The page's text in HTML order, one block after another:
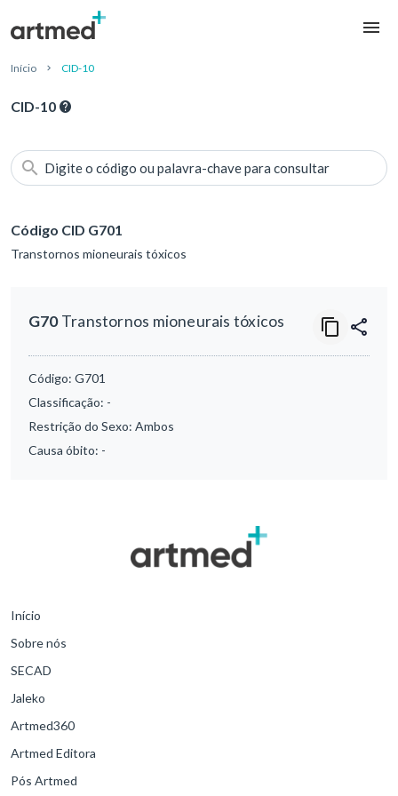
Início CID-10
CID-10
Digite o código ou palavra-chave para consultar
Código CID G701
Transtornos mioneurais tóxicos
G70Transtornos mioneurais tóxicos
Código: G701
Classificação: -
Restrição do Sexo: Ambos
Causa óbito: -
Início
Sobre nós
SECAD
Jaleko
Artmed360
Artmed Editora
Pós Artmed